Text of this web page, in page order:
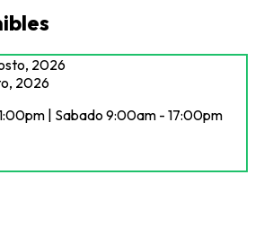
2026
2026
| Sabado 9:00am - 17:00pm